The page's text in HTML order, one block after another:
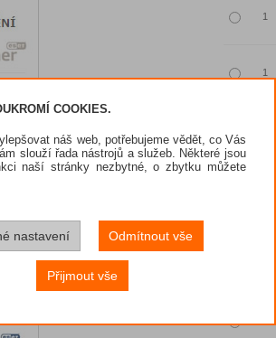
COOKIES.
náš web, potřebujeme vědět, co Vás
slouží řada nástrojů a služeb. Některé jsou
naší stránky nezbytné, o zbytku můžete
nastavení Odmítnout vše
Přijmout vše